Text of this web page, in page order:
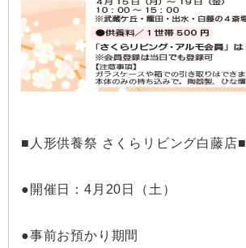
■人形供養祭 さくらリビング白藤店■
●開催日：4月20日（土）
●事前お預かり期間